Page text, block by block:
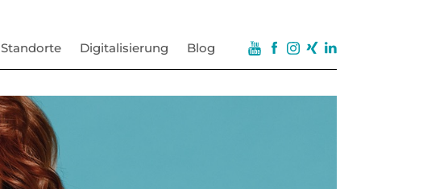
Standorte Digitalisierung Blog